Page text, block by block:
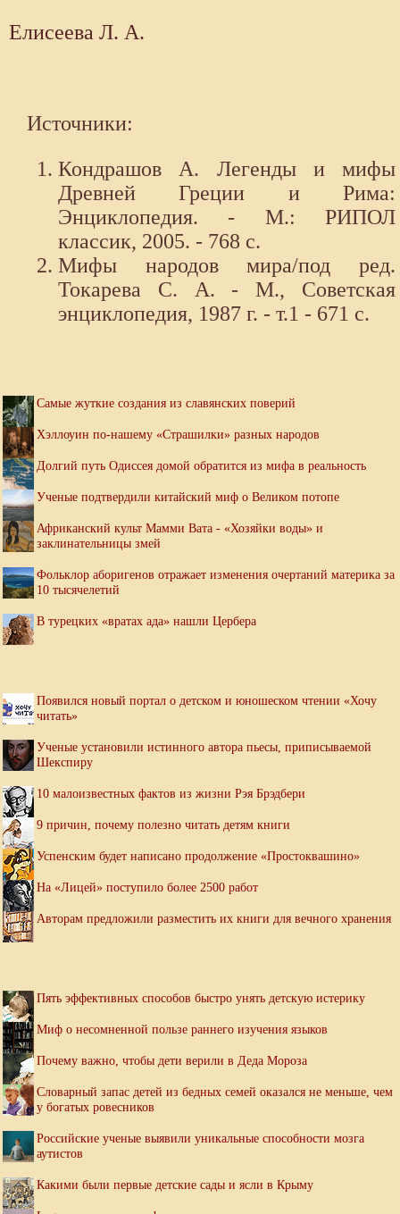
Елисеева Л. А.
Источники:
Кондрашов А. Легенды и мифы
Древней Греции и Рима:
Энциклопедия. - М.: РИПОЛ
классик, 2005. - 768 с.
Мифы народов мира/под ред.
Токарева С. А. - М., Советская
энциклопедия, 1987 г. - т.1 - 671 с.
Самые жуткие создания из славянских поверий
Хэллоуин по-нашему «Страшилки» разных народов
Долгий путь Одиссея домой обратится из мифа в реальность
Ученые подтвердили китайский миф о Великом потопе
Африканский культ Мамми Вата - «Хозяйки воды» и
заклинательницы змей
Фольклор аборигенов отражает изменения очертаний материка за
10 тысячелетий
В турецких «вратах ада» нашли Цербера
Появился новый портал о детском и юношеском чтении «Хочу
читать»
Ученые установили истинного автора пьесы, приписываемой
Шекспиру
10 малоизвестных фактов из жизни Рэя Брэдбери
9 причин, почему полезно читать детям книги
Успенским будет написано продолжение «Простоквашино»
На «Лицей» поступило более 2500 работ
Авторам предложили разместить их книги для вечного хранения
Пять эффективных способов быстро унять детскую истерику
Миф о несомненной пользе раннего изучения языков
Почему важно, чтобы дети верили в Деда Мороза
Словарный запас детей из бедных семей оказался не меньше, чем
у богатых ровесников
Российские ученые выявили уникальные способности мозга
аутистов
Какими были первые детские сады и ясли в Крыму